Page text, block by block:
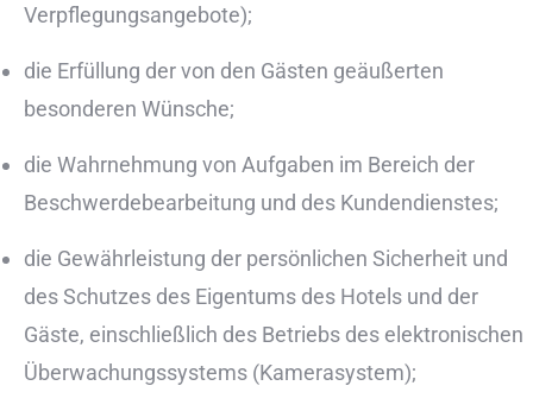
Verpflegungsangebote);
die Erfüllung der von den Gästen geäußerten
besonderen Wünsche;
die Wahrnehmung von Aufgaben im Bereich der
Beschwerdebearbeitung und des Kundendienstes;
die Gewährleistung der persönlichen Sicherheit und
des Schutzes des Eigentums des Hotels und der
Gäste, einschließlich des Betriebs des elektronischen
Überwachungssystems (Kamerasystem);